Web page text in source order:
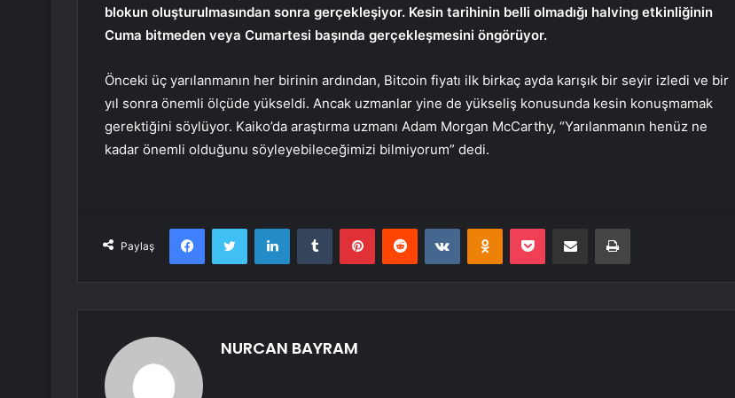
blokun oluşturulmasından sonra gerçekleşiyor. Kesin tarihinin belli olmadığı halving etkinliğinin
Cuma bitmeden veya Cumartesi başında gerçekleşmesini öngörüyor.
Önceki üç yarılanmanın her birinin ardından, Bitcoin fiyatı ilk birkaç ayda karışık bir seyir izledi ve bir
yıl sonra önemli ölçüde yükseldi. Ancak uzmanlar yine de yükseliş konusunda kesin konuşmamak
gerektiğini söylüyor. Kaiko’da araştırma uzmanı Adam Morgan McCarthy, “Yarılanmanın henüz ne
kadar önemli olduğunu söyleyebileceğimizi bilmiyorum” dedi.
Paylaş
FacebookTwitter LinkedInTumblr PinterestReddit VKontakteOdnoklassniki
Pocket E-Posta ile paylaş Yazdır
NURCAN BAYRAM